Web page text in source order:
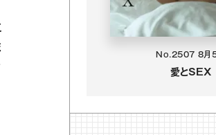
No.2507 8月5
愛とSEX